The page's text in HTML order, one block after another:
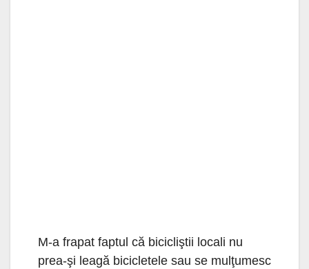
M-a frapat faptul că bicicliştii locali nu
prea-şi leagă bicicletele sau se mulţumesc